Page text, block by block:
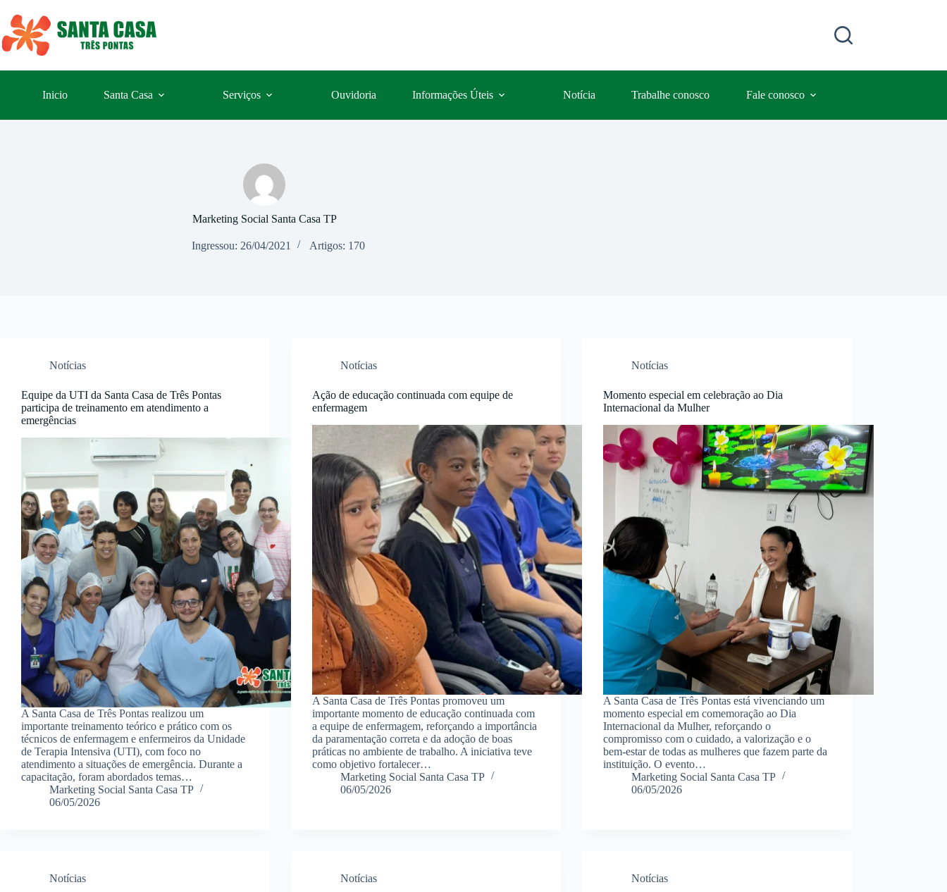
para
conteúdo
Inicio Santa Casa Serviços Ouvidoria Informações Úteis Notícia Trabalhe conosco Fale conosco
Marketing Social Santa Casa TP
Ingressou: 26/04/2021 Artigos: 170
Notícias
Equipe da UTI da Santa Casa de Três Pontas
participa de treinamento em atendimento a
emergências
A Santa Casa de Três Pontas realizou um
importante treinamento teórico e prático com os
técnicos de enfermagem e enfermeiros da Unidade
de Terapia Intensiva (UTI), com foco no
atendimento a situações de emergência. Durante a
capacitação, foram abordados temas…
Marketing Social Santa Casa TP
06/05/2026
Notícias
Ação de educação continuada com equipe de
enfermagem
A Santa Casa de Três Pontas promoveu um
importante momento de educação continuada com
a equipe de enfermagem, reforçando a importância
da paramentação correta e da adoção de boas
práticas no ambiente de trabalho. A iniciativa teve
como objetivo fortalecer…
Marketing Social Santa Casa TP
06/05/2026
Notícias
Momento especial em celebração ao Dia
Internacional da Mulher
A Santa Casa de Três Pontas está vivenciando um
momento especial em comemoração ao Dia
Internacional da Mulher, reforçando o
compromisso com o cuidado, a valorização e o
bem-estar de todas as mulheres que fazem parte da
instituição. O evento…
Marketing Social Santa Casa TP
06/05/2026
Notícias Notícias Notícias